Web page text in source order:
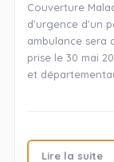
Couverture
d’urgence d’un
ambulance sera
prise le 30 mai
et
Lire la suite